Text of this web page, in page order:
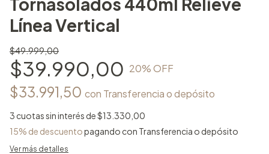
Línea Vertical
$49.999,00
$39.990,00 20% OFF
$33.991,50 con Transferencia o depósito
3 cuotas sin interés de$13.330,00
15% de descuentopagando con Transferencia o depósito
Ver más detalles